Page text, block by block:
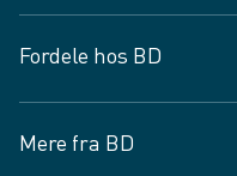
Spørgsmål og svar
Job og karriere
Fødevarekontrolrapport
Privatlivspolitik
Cookies
Vilkår og betingelser
Fordele hos BD
BD app
Mere fra BD